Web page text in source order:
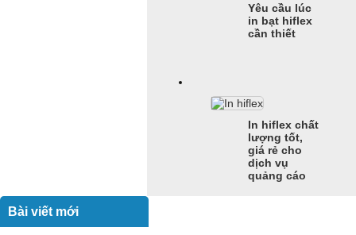
Yêu cầu lúc
in bạt hiflex
cần thiết
In hiflex chất
lượng tốt,
giá rẻ cho
dịch vụ
quảng cáo
Bài viết mới